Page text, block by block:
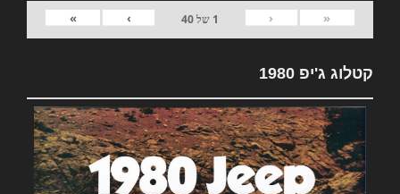
«
‹
1 של40
›
»
קטלוג ג'יפ 1980